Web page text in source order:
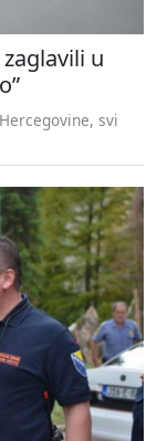
u
svi